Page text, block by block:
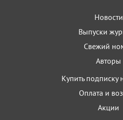
Новости
Выпуски
Свежий
Авторы
Купить подписку
Оплата и
Акции